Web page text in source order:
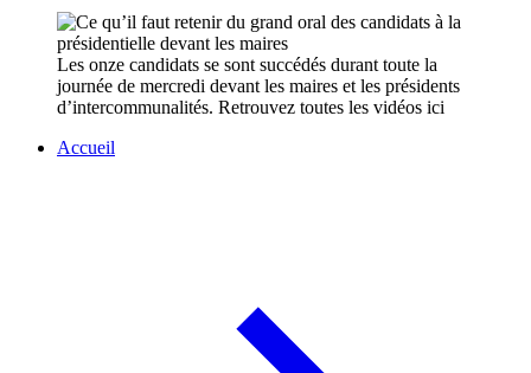
Les onze candidats se sont succédés durant toute la
journée de mercredi devant les maires et les présidents
d’intercommunalités. Retrouvez toutes les vidéos ici
Accueil